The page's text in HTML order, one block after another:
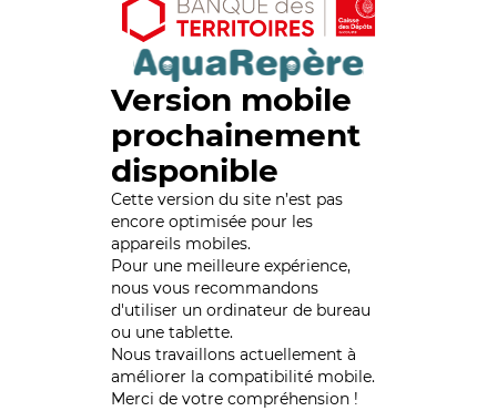
Version mobile
prochainement
disponible
Cette version du site n’est pas
encore optimisée pour les
appareils mobiles.
Pour une meilleure expérience,
nous vous recommandons
d'utiliser un ordinateur de bureau
ou une tablette.
Nous travaillons actuellement à
améliorer la compatibilité mobile.
Merci de votre compréhension !